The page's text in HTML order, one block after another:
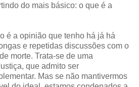
do mais básico: o que é a
é a opinião que tenho há já há
e repetidas discussões com o
morte. Trata-se de uma
que admito ser
Mas se não mantivermos